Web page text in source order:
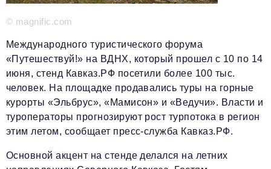
Мнение
Технологии
Политика
Промышленность
Общество
Транспорт
Ритейл
© magnific.com
Международного туристического форума
«Путешествуй!» на ВДНХ, который прошел с 10 по 14
июня, стенд Кавказ.РФ посетили более 100 тыс.
человек. На площадке продавались туры на горные
курорты «Эльбрус», «Мамисон» и «Ведучи». Власти и
туроператоры прогнозируют рост турпотока в регион
этим летом, сообщает пресс-служба Кавказ.РФ.
Основной акцент на стенде делался на летних